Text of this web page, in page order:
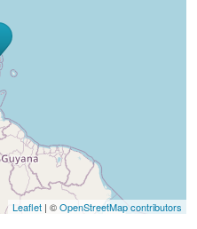
Leaflet | ©OpenStreetMap contributors